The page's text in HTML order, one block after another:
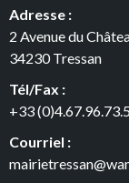
Adresse :
2 Avenue du
34230 Tressan
Tél/Fax :
+33
Courriel :